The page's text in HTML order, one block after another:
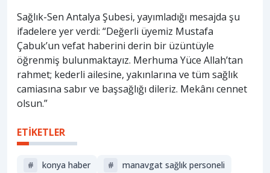
Sağlık-Sen Antalya Şubesi, yayımladığı mesajda şu
ifadelere yer verdi: “Değerli üyemiz Mustafa
Çabuk’un vefat haberini derin bir üzüntüyle
öğrenmiş bulunmaktayız. Merhuma Yüce Allah’tan
rahmet; kederli ailesine, yakınlarına ve tüm sağlık
camiasına sabır ve başsağlığı dileriz. Mekânı cennet
olsun.”
ETİKETLER
# konya haber #
manavgat sağlık personeli